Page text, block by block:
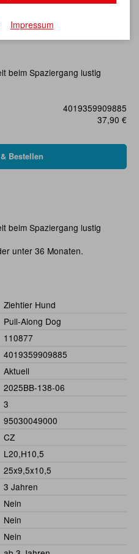
beim Spaziergang lustig
4019359909885
37,90 €
beim Spaziergang lustig
unter 36 Monaten.
Ziehtier Hund
Pull-Along Dog
110877
4019359909885
Aktuell
2025BB-138-06
3
95030049000
CZ
L20,H10,5
25x9,5x10,5
3 Jahren
Nein
Nein
Nein
Impressum